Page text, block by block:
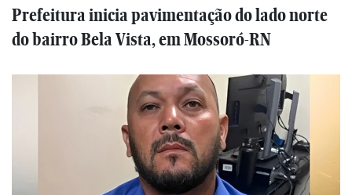
Prefeitura inicia pavimentação do lado norte
do bairro Bela Vista, em Mossoró-RN